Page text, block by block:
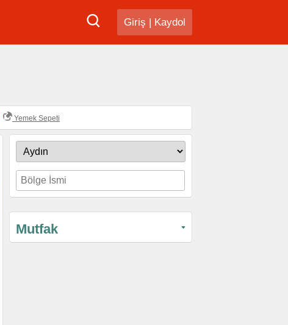
Giriş | Kaydol
Yemek Sepeti
Mutfak